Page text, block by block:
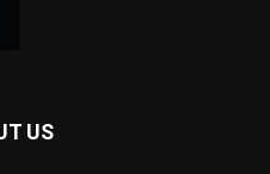
US